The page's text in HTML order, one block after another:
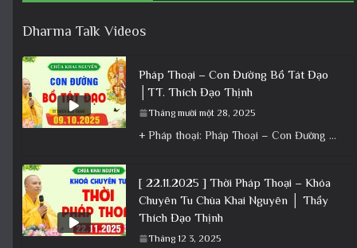
Dharma Talk Videos
Pháp Thoại – Con Đường Bồ Tát Đạo
│TT. Thích Đạo Thịnh
Tháng mười một 28, 2025
+ Pháp thoại: Pháp Thoại – Con Đường Bồ Tát Đạo │TT. Thích Đạo Thịnh + Album: Pháp Thoại +
[ 22.11.2025 ] Thời Pháp Thoại – Khóa
Chuyên Tu Chùa Khai Nguyên │ Thầy
Thích Đạo Thịnh
Tháng 12 3, 2025